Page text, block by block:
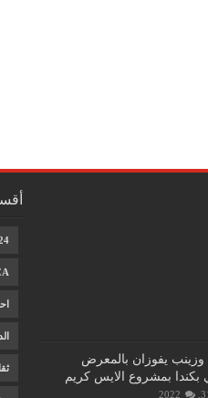
يفوزان بالمعرض
بكندا بمشروع الايس كريم